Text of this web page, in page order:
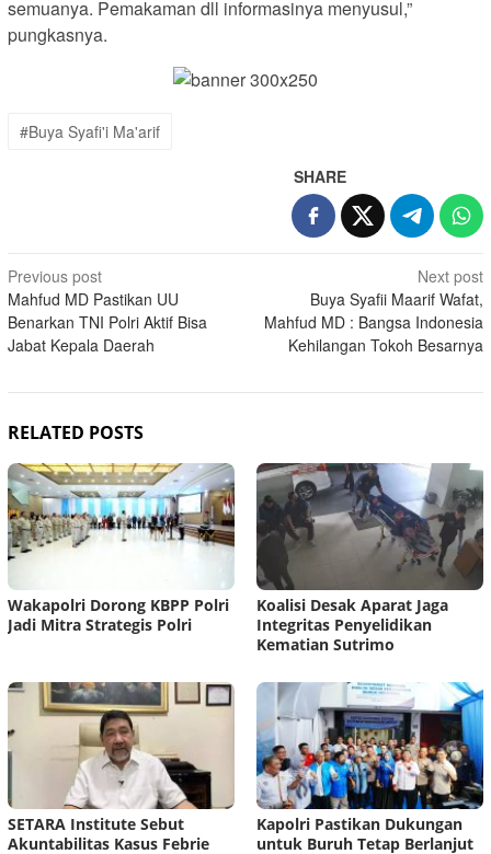
semuanya. Pemakaman dll informasinya menyusul,”
pungkasnya.
#Buya Syafi'i Ma'arif
SHARE
Post
navigation
Previous post
Mahfud MD Pastikan UU
Benarkan TNI Polri Aktif Bisa
Jabat Kepala Daerah
Next post
Buya Syafii Maarif Wafat,
Mahfud MD : Bangsa Indonesia
Kehilangan Tokoh Besarnya
RELATED POSTS
Wakapolri Dorong KBPP Polri
Jadi Mitra Strategis Polri
Koalisi Desak Aparat Jaga
Integritas Penyelidikan
Kematian Sutrimo
SETARA Institute Sebut
Akuntabilitas Kasus Febrie
Kapolri Pastikan Dukungan
untuk Buruh Tetap Berlanjut